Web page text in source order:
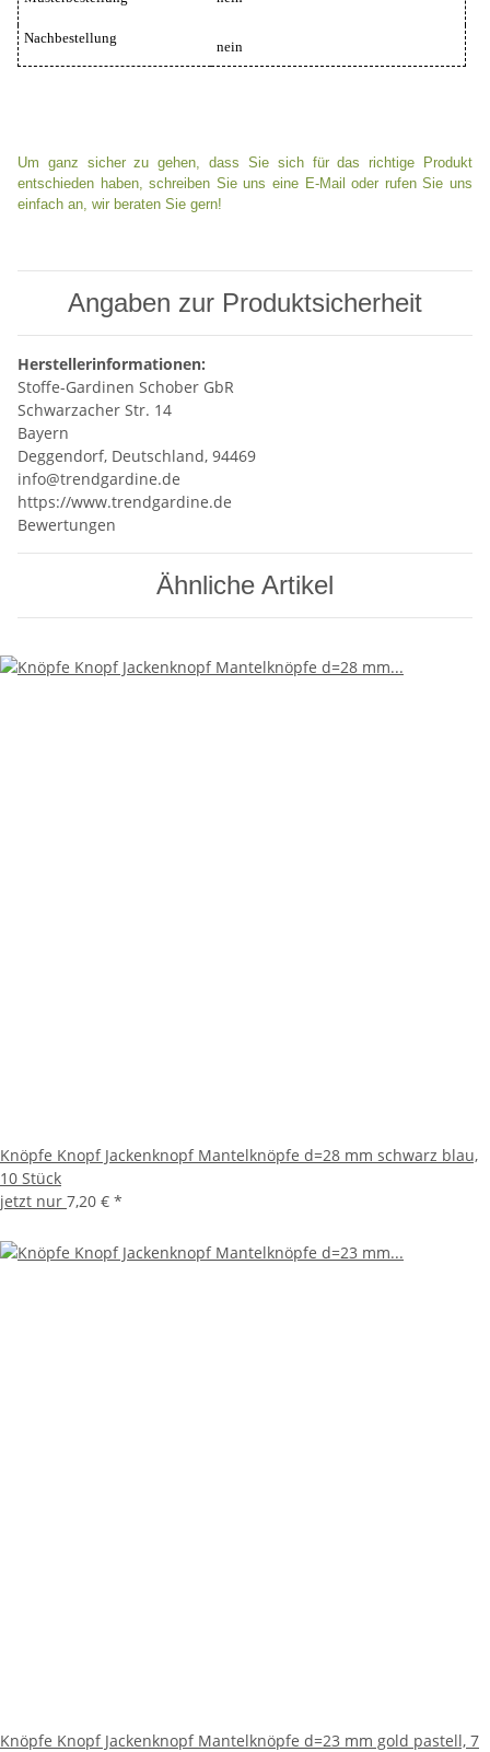
Nachbestellung
nein
Um ganz sicher zu gehen, dass Sie sich für das richtige Produkt
entschieden haben, schreiben Sie uns eine E-Mail oder rufen Sie uns
einfach an, wir beraten Sie gern!
Angaben zur Produktsicherheit
Herstellerinformationen:
Stoffe-Gardinen Schober GbR
Schwarzacher Str. 14
Bayern
Deggendorf, Deutschland, 94469
info@trendgardine.de
https://www.trendgardine.de
Bewertungen
Ähnliche Artikel
Knöpfe Knopf Jackenknopf Mantelknöpfe d=28 mm schwarz blau,
10 Stück
jetzt nur 7,20 € *
Knöpfe Knopf Jackenknopf Mantelknöpfe d=23 mm gold pastell, 7